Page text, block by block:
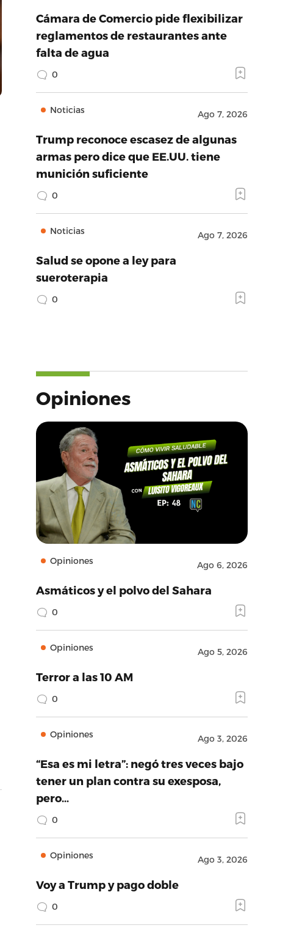
Cámara de Comercio pide flexibilizar
reglamentos de restaurantes ante
falta de agua
0
Noticias Ago 7, 2026
Trump reconoce escasez de algunas
armas pero dice que EE.UU. tiene
munición suficiente
0
Noticias Ago 7, 2026
Salud se opone a ley para
sueroterapia
0
Opiniones
Opiniones Ago 6, 2026
Asmáticos y el polvo del Sahara
0
Opiniones Ago 5, 2026
Terror a las 10 AM
0
Opiniones Ago 3, 2026
“Esa es mi letra”: negó tres veces bajo
tener un plan contra su exesposa,
pero…
0
Opiniones Ago 3, 2026
Voy a Trump y pago doble
0